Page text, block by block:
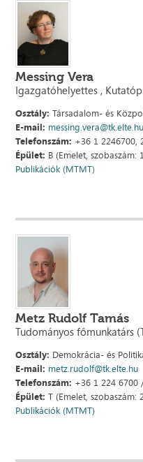
Messing Vera
Igazgatóhelyettes ,
Osztály: Társadalom- és
E-mail: messing.vera@tk.elte.hu
Telefonszám: +36 1 2246700,
Épület: B (Emelet, szobaszám:
Publikációk (MTMT)
Metz Rudolf Tamás
Tudományos főmunkatárs
Osztály: Demokrácia- és
E-mail: metz.rudolf@tk.elte.hu
Telefonszám: +36 1 224 6700
Épület: T (Emelet, szobaszám:
Publikációk (MTMT)